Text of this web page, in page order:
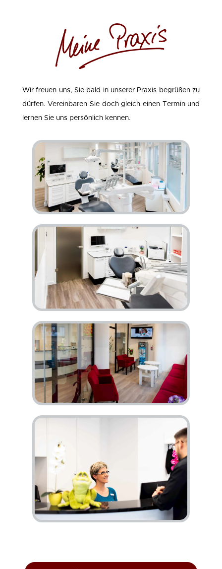
Wir freuen uns, Sie bald in unserer Praxis begrüßen zu
dürfen. Vereinbaren Sie doch gleich einen Termin und
lernen Sie uns persönlich kennen.